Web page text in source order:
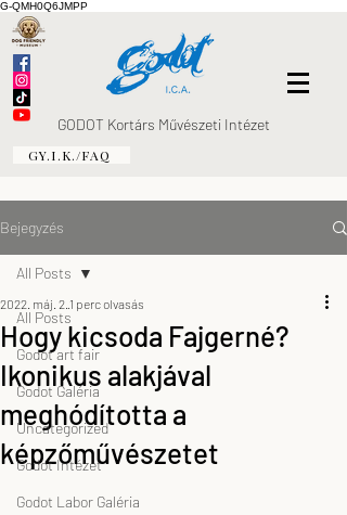
G-QMH0Q6JMPP
GODOT Kortárs Művészeti Intézet
GY.I.K./FAQ
Bejegyzés
All Posts
Godot art fair
Godot Galéria
Uncategorized
Godot Intézet
Godot Labor Galéria
All Posts
Hogy kicsoda Fajgerné?
Ikonikus alakjával
meghódította a
képzőművészetet
2022. máj. 2. 1 perc olvasás